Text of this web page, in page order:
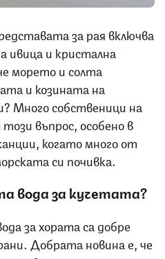
за рая включва
ивица и кристална
морето и солта
и козината на
Много собственици на
въпрос, особено в
когато много от
си почивка.
вода за кучетата?
за хората са добре
Добрата новина е, че